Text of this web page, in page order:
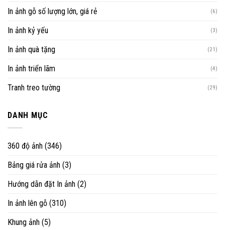
In ảnh gỗ số lượng lớn, giá rẻ (6)
In ảnh kỷ yếu (3)
In ảnh quà tặng (21)
In ảnh triển lãm (4)
Tranh treo tường (29)
DANH MỤC
360 độ ảnh (346)
Bảng giá rửa ảnh (3)
Hướng dẫn đặt In ảnh (2)
In ảnh lên gỗ (310)
Khung ảnh (5)